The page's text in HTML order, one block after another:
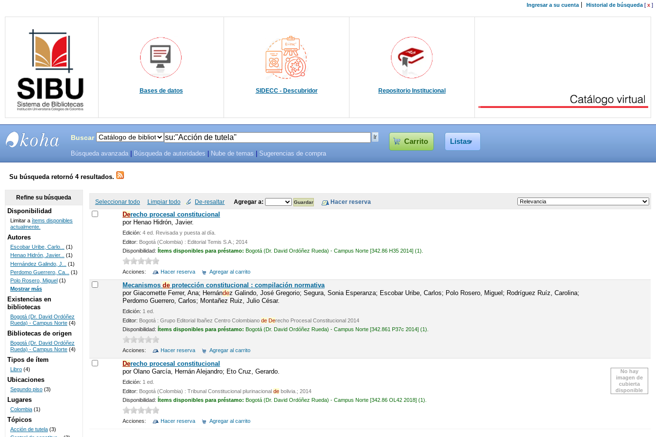
Ingresar a su cuenta Historial de búsqueda[ x ]
Bases de datos SIDECC - Descubridor Repositorio Institucional
SISTEMAS
DE
BIBLIOTECAS
UNICOC
Buscar Carrito Listas
Búsqueda avanzada Búsqueda de autoridades Nube de temas Sugerencias de compra
Su búsqueda retornó 4 resultados.
Seleccionar todo Limpiar todo De-resaltar Agregar a:
Derecho procesal constitucional
por Henao Hidrón, Javier.
Edición: 4 ed. Revisada y puesta al día.
Editor: Bogotá (Colombia) : Editorial Temis S.A.; 2014
Disponibilidad: Ítems disponibles para préstamo: Bogotá (Dr. David Ordóñez Rueda) - Campus Norte [342.86 H35 2014] (1).
Acciones: Hacer reserva Agregar al carrito
Mecanismos deprotección constitucional : compilación normativa
por Giacomette Ferrer, Ana; Hernández Galindo, José Gregorio; Segura, Sonia Esperanza; Escobar Uribe, Carlos; Polo Rosero, Miguel; Rodríguez Ruíz, Carolina;
Perdomo Guerrero, Carlos; Montañez Ruiz, Julio César.
Edición: 1 ed.
Editor: Bogotá : Grupo Editorial Ibañez Centro Colombiano de Derecho Procesal Constitucional 2014
Disponibilidad: Ítems disponibles para préstamo: Bogotá (Dr. David Ordóñez Rueda) - Campus Norte [342.861 P37c 2014] (1).
Acciones: Hacer reserva Agregar al carrito
Derecho procesal constitucional
por Olano García, Hernán Alejandro; Eto Cruz, Gerardo.
Edición: 1 ed.
Editor: Bogotá (Colombia) : Tribunal Constitucional plurinacional debolivia.; 2014
Disponibilidad: Ítems disponibles para préstamo: Bogotá (Dr. David Ordóñez Rueda) - Campus Norte [342.86 OL42 2018] (1).
Acciones: Hacer reserva Agregar al carrito
No hay
imagen de
cubierta
disponible
Refine su búsqueda
Disponibilidad
Limitar a ítems disponibles
actualmente.
Autores
Escobar Uribe, Carlo...
(1)
Henao Hidrón, Javier... (1)
Hernández Galindo, J...
(1)
Perdomo Guerrero, Ca...
(1)
Polo Rosero, Miguel (1)
Mostrar más
Existencias en
bibliotecas
Bogotá (Dr. David Ordóñez
Rueda) - Campus Norte (4)
Bibliotecas de origen
Bogotá (Dr. David Ordóñez
Rueda) - Campus Norte (4)
Tipos de ítem
Libro (4)
Ubicaciones
Segundo piso (3)
Lugares
Colombia (1)
Tópicos
Acción de tutela (3)